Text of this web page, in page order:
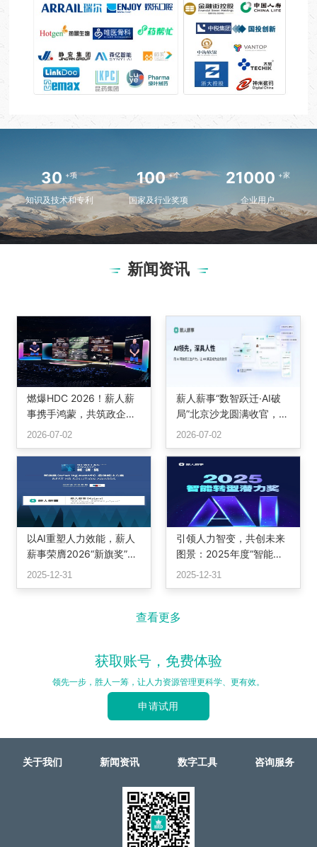
30 +项
知识及技术和专利
100 +个
国家及行业奖项
21000 +家
企业用户
新闻资讯
燃爆HDC 2026！薪人薪
事携手鸿蒙，共筑政企办
公智慧底座
2026-07-02
薪人薪事“数智跃迁·AI破
局”北京沙龙圆满收官，三
位专家共话组织重构与智
2026-07-02
以AI重塑人力效能，薪人
薪事荣膺2026“新旗奖”最
佳解决方案，定义智能HR
2025-12-31
引领人力智变，共创未来
图景：2025年度“智能转
型潜力奖”颁奖
2025-12-31
查看更多
获取账号，免费体验
领先一步，胜人一筹，让人力资源管理更科学、更有效。
申请试用
关于我们 新闻资讯 数字工具 咨询服务